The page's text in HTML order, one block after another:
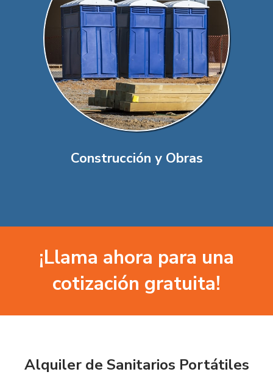
Construcción y Obras
¡Llama ahora para una
cotización gratuita!
Alquiler de Sanitarios Portátiles